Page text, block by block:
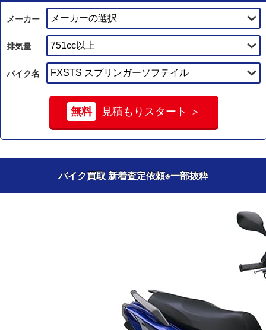
メーカー
排気量
バイク名
無料 見積もりスタート ＞
バイク買取 新着査定依頼※一部抜粋